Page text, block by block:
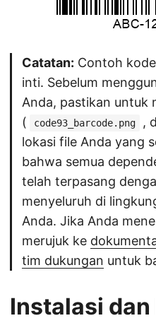
Catatan: Contoh
inti. Sebelum
Anda, pastikan untuk
(
code93_barcode.png
,
lokasi file Anda yang
bahwa semua
telah terpasang
menyeluruh di
Anda. Jika Anda
merujuk ke
tim dukungan untuk
Instalasi